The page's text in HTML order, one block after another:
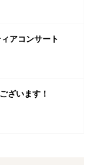
アコンサート
ざいます！